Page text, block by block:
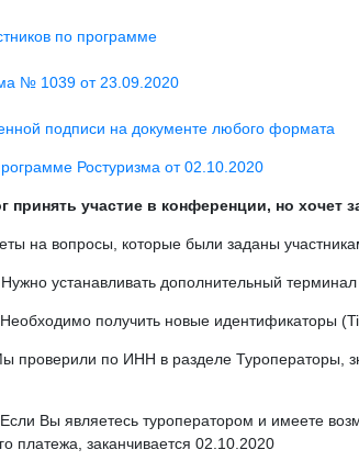
по программе
№ 1039 от 23.09.2020
подписи на документе любого формата
Ростуризма от 02.10.2020
принять участие в конференции, но
на вопросы, которые были заданы
Нужно устанавливать дополнительный
Необходимо получить новые идентификаторы
проверили по ИНН в разделе Туроператоры,
Если Вы являетесь туроператором и имеете
платежа, заканчивается 02.10.2020